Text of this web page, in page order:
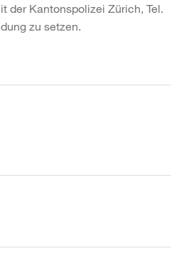
der Kantonspolizei Zürich, Tel.
zu setzen.